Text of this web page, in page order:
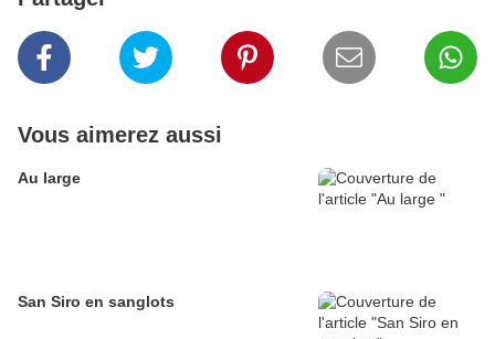
Vous aimerez aussi
Au large
San Siro en sanglots